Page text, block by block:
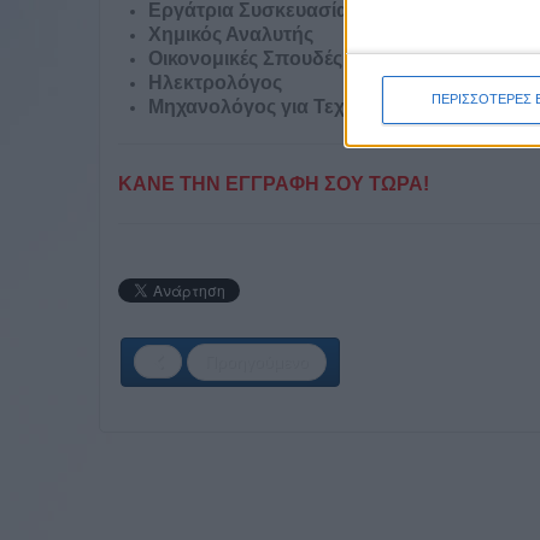
ΠΕΡΙΣΣΟΤΕΡΕΣ
Εργάτρια Συσκευασίας και Παραγωγής
Χημικός Αναλυτής
Οικονομικές Σπουδές
Η λεκτρολόγος
Μ ηχανολόγος για Τεχνική Υπηρεσία
ΚΑΝΕ ΤΗΝ ΕΓΓΡΑΦΗ ΣΟΥ ΤΩΡΑ!